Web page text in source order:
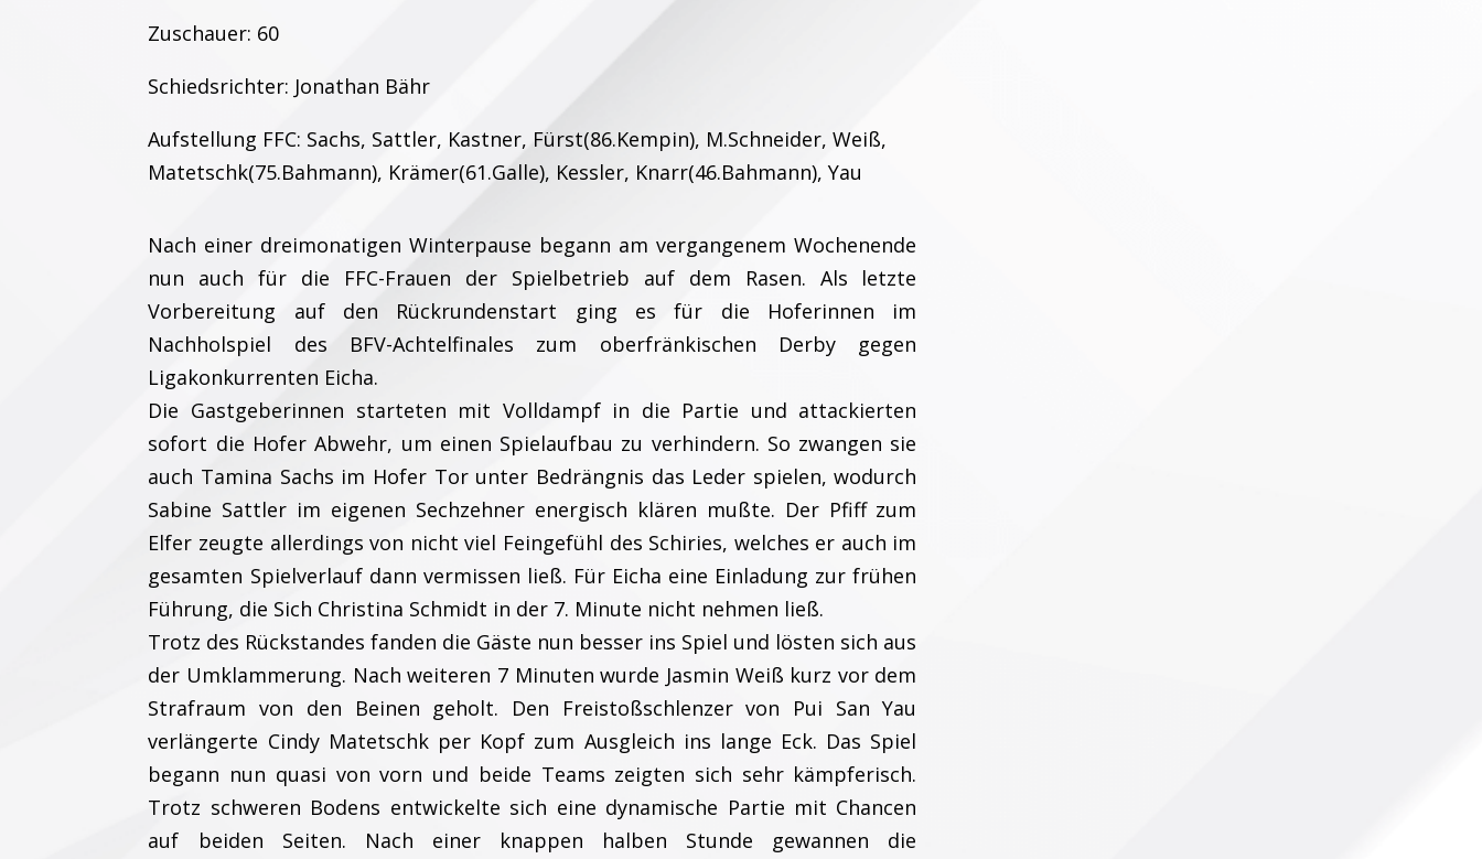
Zuschauer: 60
Schiedsrichter: Jonathan Bähr
Aufstellung FFC: Sachs, Sattler, Kastner, Fürst(86.Kempin), M.Schneider, Weiß,
Matetschk(75.Bahmann), Krämer(61.Galle), Kessler, Knarr(46.Bahmann), Yau
Nach einer dreimonatigen Winterpause begann am vergangenem Wochenende
nun auch für die FFC-Frauen der Spielbetrieb auf dem Rasen. Als letzte
Vorbereitung auf den Rückrundenstart ging es für die Hoferinnen im
Nachholspiel des BFV-Achtelfinales zum oberfränkischen Derby gegen
Ligakonkurrenten Eicha.
Die Gastgeberinnen starteten mit Volldampf in die Partie und attackierten
sofort die Hofer Abwehr, um einen Spielaufbau zu verhindern. So zwangen sie
auch Tamina Sachs im Hofer Tor unter Bedrängnis das Leder spielen, wodurch
Sabine Sattler im eigenen Sechzehner energisch klären mußte. Der Pfiff zum
Elfer zeugte allerdings von nicht viel Feingefühl des Schiries, welches er auch im
gesamten Spielverlauf dann vermissen ließ. Für Eicha eine Einladung zur frühen
Führung, die Sich Christina Schmidt in der 7. Minute nicht nehmen ließ.
Trotz des Rückstandes fanden die Gäste nun besser ins Spiel und lösten sich aus
der Umklammerung. Nach weiteren 7 Minuten wurde Jasmin Weiß kurz vor dem
Strafraum von den Beinen geholt. Den Freistoßschlenzer von Pui San Yau
verlängerte Cindy Matetschk per Kopf zum Ausgleich ins lange Eck. Das Spiel
begann nun quasi von vorn und beide Teams zeigten sich sehr kämpferisch.
Trotz schweren Bodens entwickelte sich eine dynamische Partie mit Chancen
auf beiden Seiten. Nach einer knappen halben Stunde gewannen die